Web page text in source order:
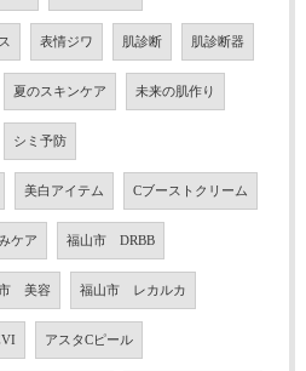
表情ジワ 肌診断 肌診断器
夏のスキンケア 未来の肌作り
シミ予防
美白アイテム Cブーストクリーム
ケア 福山市 DRBB
美容 福山市 レカルカ
アスタCピール